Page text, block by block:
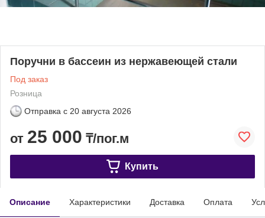
Поручни в бассеин из нержавеющей стали
Под заказ
Розница
Отправка с 20 августа 2026
от 25 000 ₸/пог.м
Купить
Описание Характеристики Доставка Оплата